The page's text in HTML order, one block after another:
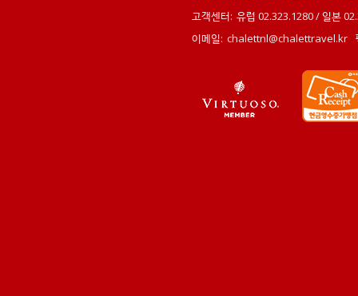
고객센터: 유럽 02.323.1280 / 일본
이메일: chalettnl@chalettravel.kr